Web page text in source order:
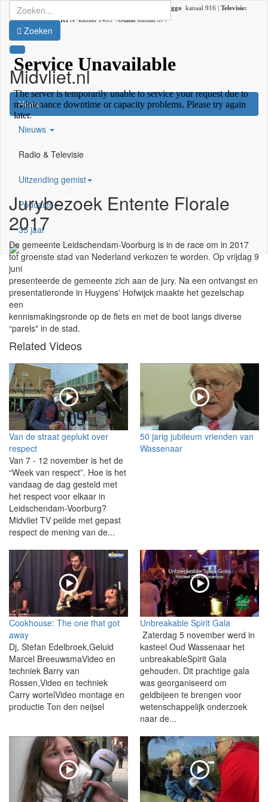
Radio:107.2 FM | Ziggo kanaal 916 | Televisie:
Ziggokanaal 41 /KPNkanaal 1489 /Odidokanaal 877
Midvliet.nl
×
Home
Nieuws
Radio & Televisie
Uitzending gemist
Podcasts
35 jaar
Zoeken
Jurybezoek Entente Florale
2017
De gemeente Leidschendam-Voorburg is in de race om in 2017
tot groenste stad van Nederland verkozen te worden. Op vrijdag 9
juni
presenteerde de gemeente zich aan de jury. Na een ontvangst en
presentatieronde in Huygens' Hofwijck maakte het gezelschap
een
kennismakingsronde op de fiets en met de boot langs diverse
“parels" in de stad.
Related Videos
Van de straat geplukt over
respect
Van 7 - 12 november is het de
“Week van respect”. Hoe is het
vandaag de dag gesteld met
het respect voor elkaar in
Leidschendam-Voorburg?
Midvliet TV peilde met gepast
respect de mening van de...
50 jarig jubileum vrienden van
Wassenaar
Cookhouse: The one that got
away
Dj, Stefan Edelbroek,Geluid
Marcel BreeuwsmaVideo en
techniek Barry van
Rossen,Video en techniek
Carry wortelVideo montage en
productie Ton den neijsel
Unbreakable Spirit Gala
Zaterdag 5 november werd in
kasteel Oud Wassenaar het
unbreakableSpirit Gala
gehouden. Dit prachtige gala
was georganiseerd om
geldbijeen te brengen voor
wetenschappelijk onderzoek
naar de...